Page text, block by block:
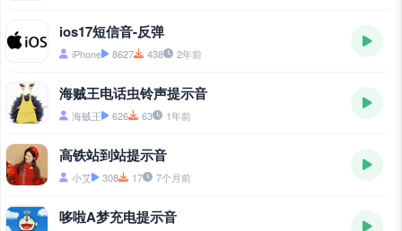
ios17短信音-反弹
iPhone 8627 438 2年前
海贼王电话虫铃声提示音
海贼王 626 63 1年前
高铁站到站提示音
小艾 308 17 7个月前
哆啦A梦充电提示音